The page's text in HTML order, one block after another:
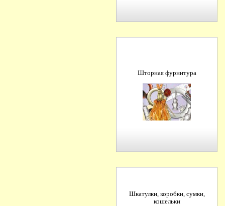
Шторная фурнитура
Шкатулки, коробки, сумки,
кошельки